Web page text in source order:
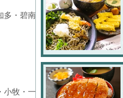
多・碧南・西尾
小牧・一宮・江南・瀬戸